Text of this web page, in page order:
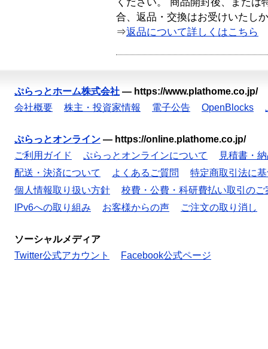
ください。 商品開封後、または
合、返品・交換はお受けいたし
⇒返品について詳しくはこちら
ぷらっとホーム株式会社 — https://www.plathome.co.jp/
会社概要
株主・投資家情報 電子公告 OpenBlocks
ぷらっとオンライン — https://online.plathome.co.jp/
ご利用ガイド
ぷらっとオンラインについて
見積書・
配送・決済について
よくあるご質問
特定商取引法に
個人情報取り扱い方針
校費・公費・科研費払い取引のご
IPv6への取り組み
お客様からの声 ご注文の取り消し
ソーシャルメディア
Twitter公式アカウント
Facebook公式ページ